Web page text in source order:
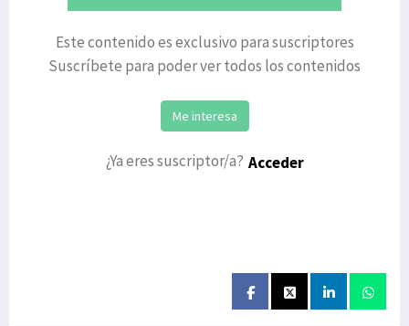
Este contenido es exclusivo para suscriptores
Suscríbete para poder ver todos los contenidos
Me interesa
¿Ya eres suscriptor/a? Acceder